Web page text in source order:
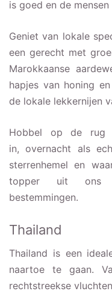
is goed en de
Geniet van lokale
een gerecht met
Marokkaanse
hapjes van honing
de lokale lekkernijen
Hobbel op de rug
in, overnacht als
sterrenhemel en
topper uit ons
bestemmingen.
Thailand
Thailand is een
naartoe te gaan.
rechtstreekse